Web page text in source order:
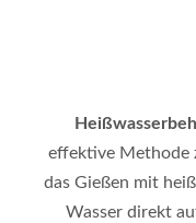
effektive Methode
das Gießen mit
Wasser direkt